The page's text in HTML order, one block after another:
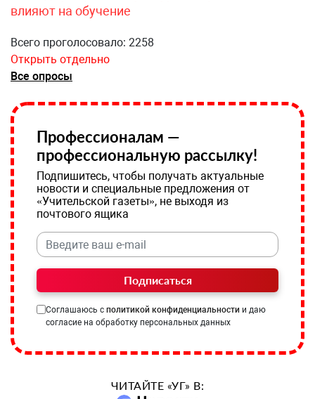
влияют на обучение
Всего проголосовало: 2258
Открыть отдельно
Все опросы
Профессионалам —
профессиональную рассылку!
Подпишитесь, чтобы получать актуальные
новости и специальные предложения от
«Учительской газеты», не выходя из
почтового ящика
Подписаться
Соглашаюсь с политикой конфиденциальности и даю
согласие на обработку персональных данных
ЧИТАЙТЕ «УГ» В: